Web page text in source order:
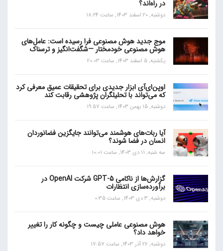
در راه‌اند؟
دوشنبه, 20 اسفند 1403, ساعت 18:24
موج جدید هوش مصنوعی فرا رسیده است: عامل‌های
هوش مصنوعی خودمختار —شگفت‌انگیز و ترسناک
یکشنبه, 5 اسفند 1403, ساعت 20:03
اوپن‌ای‌آی ابزار جدیدی برای تحقیقات عمیق معرفی کرد
که می‌تواند با تحلیلگران پژوهشی رقابت کند
دوشنبه, 15 بهمن 1403, ساعت 19:57
آیا ربات‌های هوشمند می‌توانند جایگزین فضانوردان
انسان در فضا شوند؟
سه شنبه, 11 دی 1403, ساعت 10:01
گزارش‌ها از ناکامی GPT-5 شرکت OpenAI در
برآورده‌سازی انتظارات
دوشنبه, 3 دی 1403, ساعت 0:35
هوش مصنوعی عاملی چیست و چگونه کار را تغییر
خواهد داد؟
دوشنبه, 26 آذر 1403, ساعت 17:57